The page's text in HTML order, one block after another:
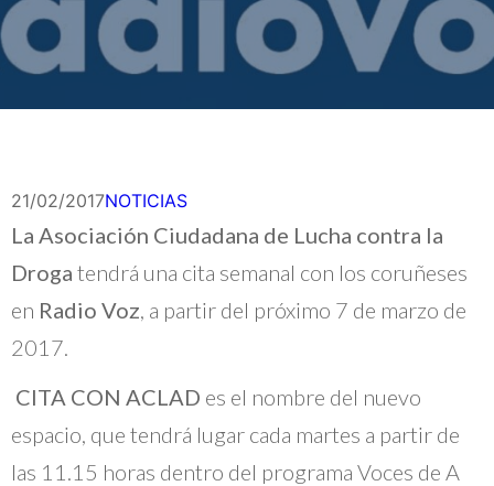
21/02/2017NOTICIAS
La Asociación Ciudadana de Lucha contra la
Droga tendrá una cita semanal con los coruñeses
en Radio Voz, a partir del próximo 7 de marzo de
2017.
CITA CON ACLAD es el nombre del nuevo
espacio, que tendrá lugar cada martes a partir de
las 11.15 horas dentro del programa Voces de A